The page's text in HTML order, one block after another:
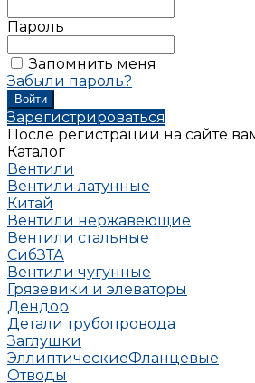
Пароль
Запомнить меня
Забыли пароль?
Зарегистрироваться
После регистрации на сайте
Каталог
Вентили
Вентили латунные
Китай
Вентили нержавеющие
Вентили стальные
СибЗТА
Вентили чугунные
Грязевики и элеваторы
Дендор
Детали трубопровода
Заглушки
ЭллиптическиеФланцевые
Отводы